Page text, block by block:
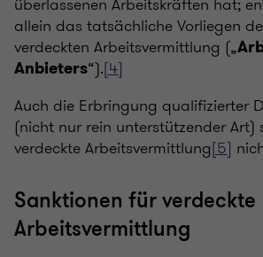
allein das tatsächliche Vorliegen
verdeckten Arbeitsvermittlung („
Anbieters“).[4]
Auch die Erbringung qualifizierter
(nicht nur rein unterstützender Art)
verdeckte Arbeitsvermittlung[5]
Sanktionen für verdeckte
Arbeitsvermittlung